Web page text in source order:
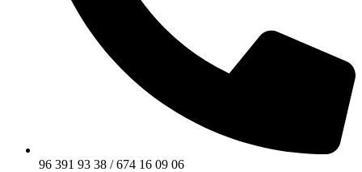
96 391 93 38 / 674 16 09 06